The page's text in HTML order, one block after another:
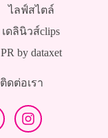
ไลฟ์สไตล์
เดลินิวส์clips
PR by dataxet
ติดต่อเรา